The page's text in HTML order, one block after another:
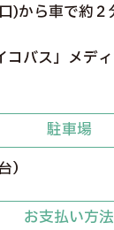
)から車で約
コバス」メデ
駐車場
お支払い方法